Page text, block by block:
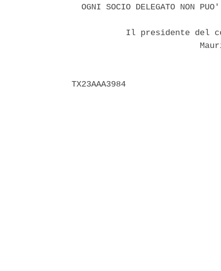
OGNI SOCIO DELEGATO NON
Il presidente del